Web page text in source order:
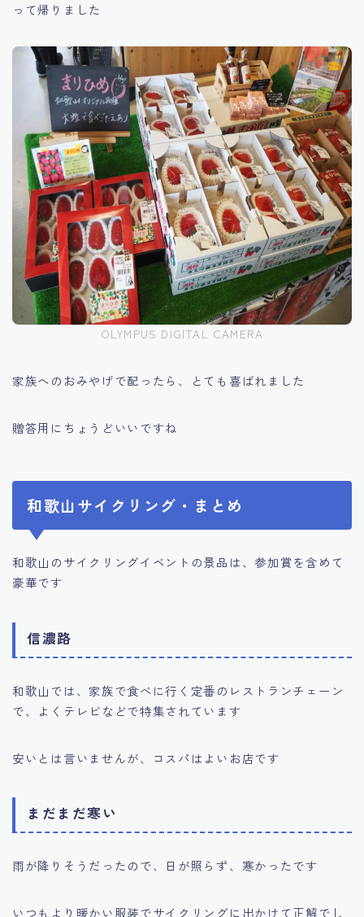
って帰りました
OLYMPUS DIGITAL CAMERA
家族へのおみやげで配ったら、とても喜ばれました
贈答用にちょうどいいですね
和歌山サイクリング・まとめ
和歌山のサイクリングイベントの景品は、参加賞を含めて
豪華です
信濃路
和歌山では、家族で食べに行く定番のレストランチェーン
で、よくテレビなどで特集されています
安いとは言いませんが、コスパはよいお店です
まだまだ寒い
雨が降りそうだったので、日が照らず、寒かったです
いつもより暖かい服装でサイクリングに出かけて正解でし